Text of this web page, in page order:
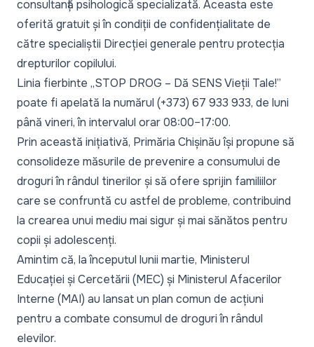
consultanță psihologică specializată. Aceasta este
oferită gratuit și în condiții de confidențialitate de
către specialiștii Direcției generale pentru protecția
drepturilor copilului.
Linia fierbinte „STOP DROG – Dă SENS Vieții Tale!”
poate fi apelată la numărul (+373) 67 933 933, de luni
până vineri, în intervalul orar 08:00–17:00.
Prin această inițiativă, Primăria Chișinău își propune să
consolideze măsurile de prevenire a consumului de
droguri în rândul tinerilor și să ofere sprijin familiilor
care se confruntă cu astfel de probleme, contribuind
la crearea unui mediu mai sigur și mai sănătos pentru
copii și adolescenți.
Amintim că, la începutul lunii martie, Ministerul
Educației și Cercetării (MEC) și Ministerul Afacerilor
Interne (MAI) au lansat un plan comun de acțiuni
pentru a combate consumul de droguri în rândul
elevilor.